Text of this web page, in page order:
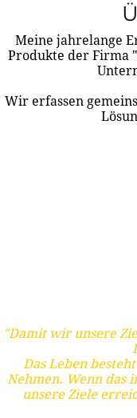
Meine jahrelange
Produkte der Firma
Wir erfassen
"Damit wir unsere
Das Leben
Nehmen. Wenn das
unsere Ziele